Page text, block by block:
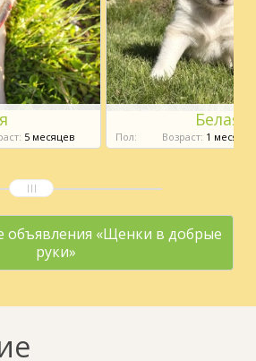
5 месяцев
Белая
Пол: Возраст: 1 месяц
объявления «Щенки в добрые
руки»